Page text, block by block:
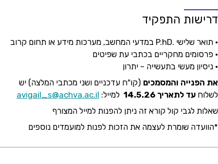
דרישות התפקיד
• תואר שלישי .P.hD במדעי המחשב, מערכות מידע או תחום קרוב
• פרסומים מחקריים בכתבי עת שפיטים
• ניסיון מעשי בתעשייה – יתרון
את הפנייה והמסמכים (קו"ח עדכניים ושני מכתבי המלצה) יש
לשלוח עד לתאריך 14.5.26 למייל: avigail_s@achva.ac.il
שאלות לגבי קול קורא זה ניתן להפנות למייל המצורף
*הוועדה שומרת לעצמה את הזכות לפנות למועמדים נוספים